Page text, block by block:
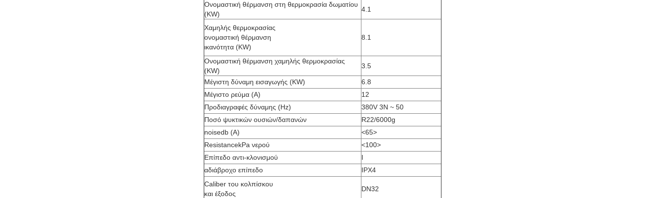
Ονομαστική θέρμανση στη θερμοκρασία δωματίου
(KW)
4.1
Χαμηλής θερμοκρασίας
ονομαστική θέρμανση
ικανότητα (KW)
8.1
Ονομαστική θέρμανση χαμηλής θερμοκρασίας
(KW)
3.5
Μέγιστη δύναμη εισαγωγής (KW)
6.8
Μέγιστο ρεύμα (Α)
12
Προδιαγραφές δύναμης (Hz)
380V 3N ~ 50
Ποσό ψυκτικών ουσιών/δαπανών
R22/6000g
noisedb (Α)
<65>
ResistancekPa νερού
<100>
Επίπεδο αντι-κλονισμού
Ι
αδιάβροχο επίπεδο
IPX4
Caliber του κολπίσκου
και έξοδος
DN32